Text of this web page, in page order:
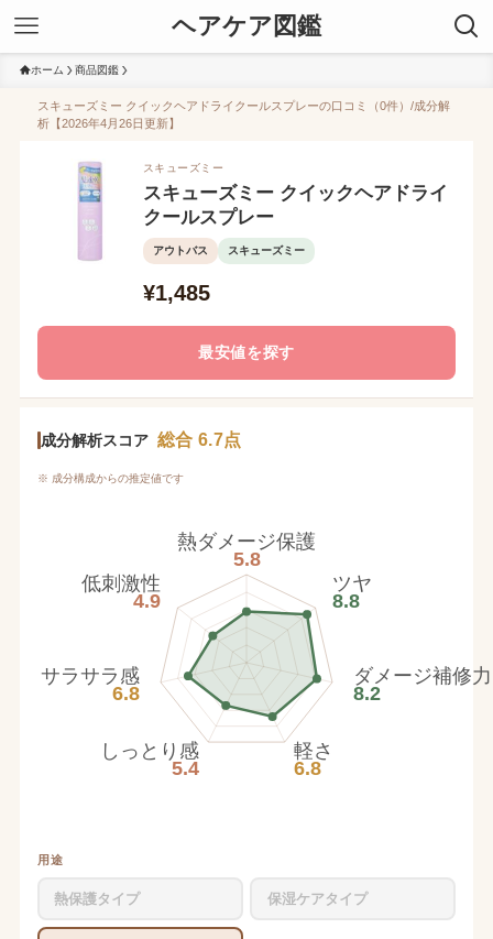
ヘアケア図鑑
ホーム 商品図鑑
スキューズミー クイックヘアドライクールスプレーの口コミ（0件）/成分解
析【2026年4月26日更新】
スキューズミー
スキューズミー クイックヘアドライ
クールスプレー
アウトバス スキューズミー
¥1,485
最安値を探す
成分解析スコア 総合 6.7点
※ 成分構成からの推定値です
熱ダメージ保護
5.8
ツヤ
8.8
ダメージ補修力
8.2
軽さ
6.8
しっとり感
5.4
サラサラ感
6.8
低刺激性
4.9
用途
熱保護タイプ 保湿ケアタイプ